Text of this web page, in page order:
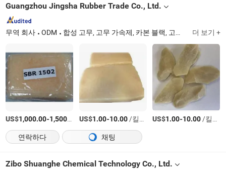
Guangzhou Jingsha Rubber Trade Co., Ltd.
무역 회사 ODM 합성 고무, 고무 가속제, 카본 블랙, 고무 항산화제, 고무 첨가제, 산화 아연, 스테아르산, CTP 더 보기 +
US$1,000.00-1,500.00 /티
US$1.00-10.00/킬로그램 US$1.00-10.00/킬로그램
연락하다
채팅
Zibo Shuanghe Chemical Technology Co., Ltd.